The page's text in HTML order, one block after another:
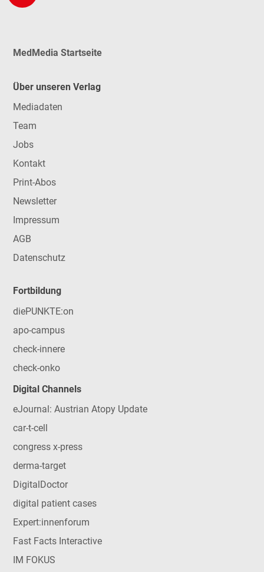
MedMedia Startseite
Über unseren Verlag
Mediadaten
Team
Jobs
Kontakt
Print-Abos
Newsletter
Impressum
AGB
Datenschutz
Fortbildung
diePUNKTE:on
apo-campus
check-innere
check-onko
Digital Channels
eJournal: Austrian Atopy Update
car-t-cell
congress x-press
derma-target
DigitalDoctor
digital patient cases
Expert:innenforum
Fast Facts Interactive
IM FOKUS